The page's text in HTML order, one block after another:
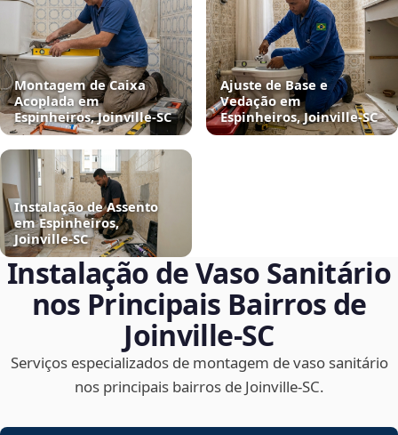
Montagem de Caixa
Acoplada em
Espinheiros, Joinville‑SC
Ajuste de Base e
Vedação em
Espinheiros, Joinville‑SC
Instalação de Assento
em Espinheiros,
Joinville‑SC
Instalação de Vaso Sanitário
nos Principais Bairros de
Joinville‑SC
Serviços especializados de montagem de vaso sanitário
nos principais bairros de Joinville‑SC.